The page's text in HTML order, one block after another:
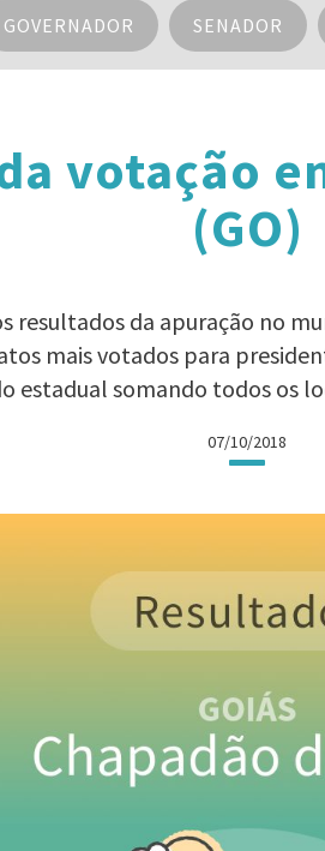
GOVERNADOR SENADOR
votação
(GO)
resultados da apuração no
mais votados para
estadual somando todos os
07/10/2018